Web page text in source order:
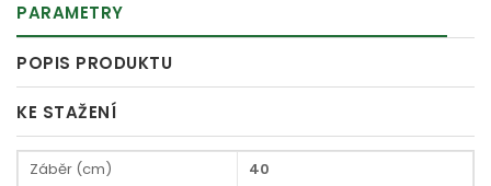
PARAMETRY
POPIS PRODUKTU
KE STAŽENÍ
Záběr (cm)
40